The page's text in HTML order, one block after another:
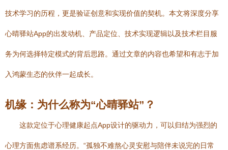
技术学习的历程，更是验证创意和实现价值的契机。本文将深度分享
心晴驿站App的出发动机、产品定位、技术实现逻辑以及技术栏目服
务为何选择特定模式的背后思路。通过文章的内容也希望和有志于加
入鸿蒙生态的伙伴一起成长。
机缘：为什么称为“心晴驿站”？
这款定位于心理健康起点App设计的驱动力，可以归结为强烈的
心理方面焦虑谱系经历。“孤独不难熬心灵安慰与陪伴未说完的日常